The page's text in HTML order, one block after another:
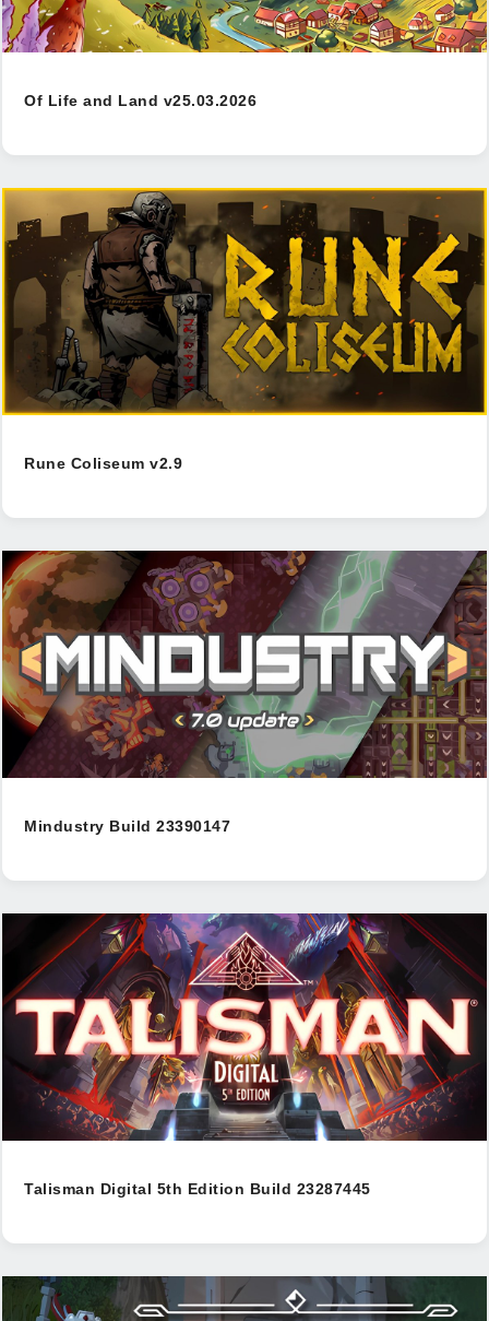
Of Life and Land v25.03.2026
Rune Coliseum v2.9
Mindustry Build 23390147
Talisman Digital 5th Edition Build 23287445